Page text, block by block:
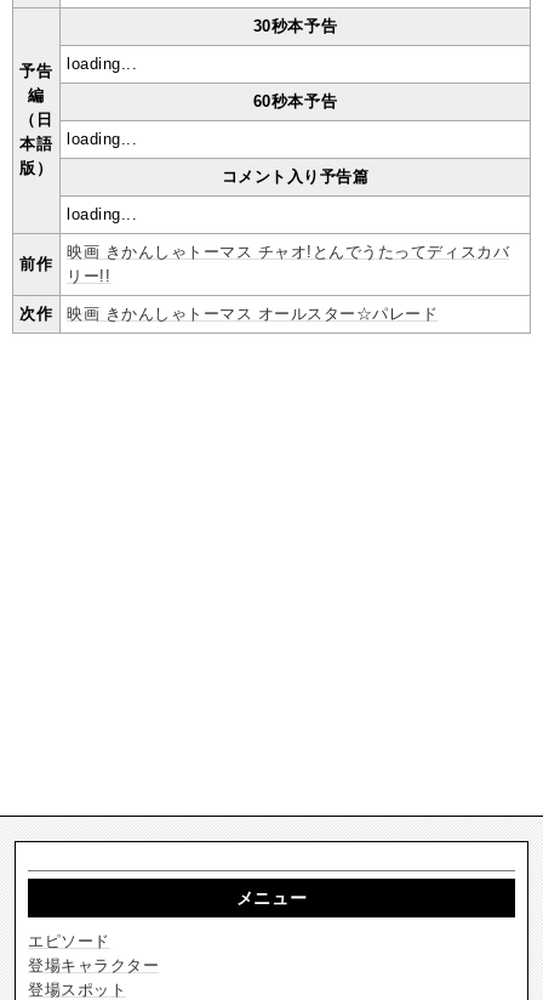
予告
編
（日
本語
版）
30秒本予告
loading...
60秒本予告
loading...
コメント入り予告篇
loading...
前作
映画 きかんしゃトーマス チャオ!とんでうたってディスカバ
リー!!
次作 映画 きかんしゃトーマス オールスター☆パレード
メニュー
エピソード
登場キャラクター
登場スポット